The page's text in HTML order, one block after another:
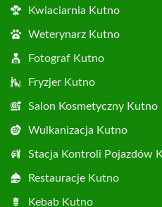
Kwiaciarnia Kutno
Weterynarz Kutno
Fotograf Kutno
Fryzjer Kutno
Salon Kosmetyczny Kutno
Wulkanizacja Kutno
Stacja Kontroli Pojazdów
Restauracje Kutno
Kebab Kutno